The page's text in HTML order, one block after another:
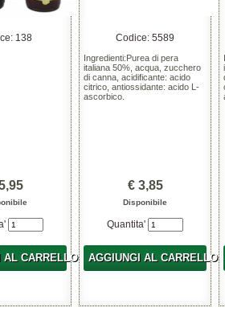
138
AL CARRELLO
Codice: 5589
Ingredienti:Purea di pera
italiana 50%, acqua, zucchero
di canna, acidificante: acido
citrico, antiossidante: acido L-
ascorbico.
€ 3,85
Disponibile
Quantita'
AGGIUNGI AL CARRELLO